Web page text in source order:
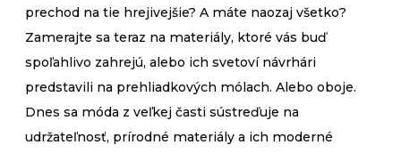
prechod na tie hrejivejšie? A máte naozaj všetko?
Zamerajte sa teraz na materiály, ktoré vás buď
spoľahlivo zahrejú, alebo ich svetoví návrhári
predstavili na prehliadkových mólach. Alebo oboje.
Dnes sa móda z veľkej časti sústreďuje na
udržateľnosť, prírodné materiály a ich moderné